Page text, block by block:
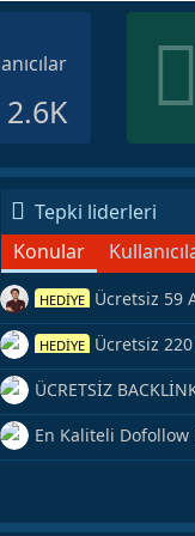
2.6K
Tepki liderleri
Konular
HEDİYE Ücretsiz 59
Backlink Kaynağı
HEDİYE Ücretsiz
Veriyorum
ÜCRETSİZ
Hemen Yetiş!
En Kaliteli Dofollow